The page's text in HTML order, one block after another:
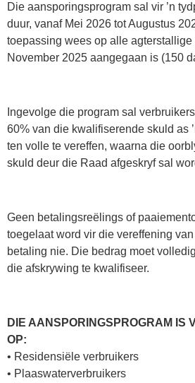
Die aansporingsprogram sal vir ’n
duur, vanaf Mei 2026 tot Augustus
toepassing wees op alle
November 2025 aangegaan is (150
Ingevolge die program sal
60% van die kwalifiserende skuld as
ten volle te vereffen, waarna die
skuld deur die Raad afgeskryf sal
Geen betalingsreëlings of
toegelaat word vir die vereffening
betaling nie. Die bedrag moet
die afskrywing te kwalifiseer.
DIE AANSPORINGSPROGRAM IS
OP:
• Residensiële verbruikers
• Plaaswaterverbruikers